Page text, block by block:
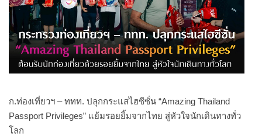
ก.ท่องเที่ยวฯ – ททท. ปลุกกระแสไฮซีซั่น “Amazing Thailand
Passport Privileges” แย้มรอยยิ้มจากไทย สู่หัวใจนักเดินทางทั่ว
โลก